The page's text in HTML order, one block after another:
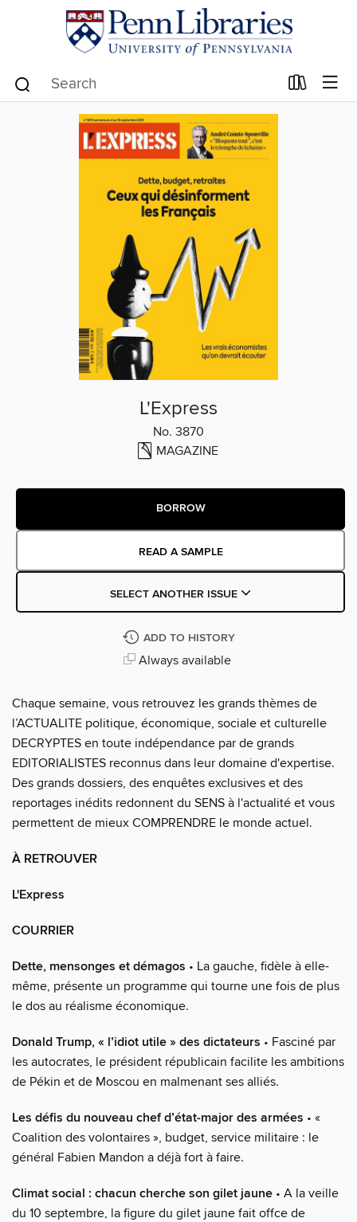
L'Express
No. 3870
MAGAZINE
BORROW
READ A SAMPLE
SELECT ANOTHER ISSUE
ADD TO HISTORY
Always available
Chaque semaine, vous retrouvez les grands thèmes de
l’ACTUALITE politique, économique, sociale et culturelle
DECRYPTES en toute indépendance par de grands
EDITORIALISTES reconnus dans leur domaine d'expertise.
Des grands dossiers, des enquêtes exclusives et des
reportages inédits redonnent du SENS à l'actualité et vous
permettent de mieux COMPRENDRE le monde actuel.
À RETROUVER
L'Express
COURRIER
Dette, mensonges et démagos • La gauche, fidèle à elle-
même, présente un programme qui tourne une fois de plus
le dos au réalisme économique.
Donald Trump, « l’idiot utile » des dictateurs • Fasciné par
les autocrates, le président républicain facilite les ambitions
de Pékin et de Moscou en malmenant ses alliés.
Les défis du nouveau chef d’état-major des armées • «
Coalition des volontaires », budget, service militaire : le
général Fabien Mandon a déjà fort à faire.
Climat social : chacun cherche son gilet jaune • A la veille
du 10 septembre, la figure du gilet jaune fait offce de